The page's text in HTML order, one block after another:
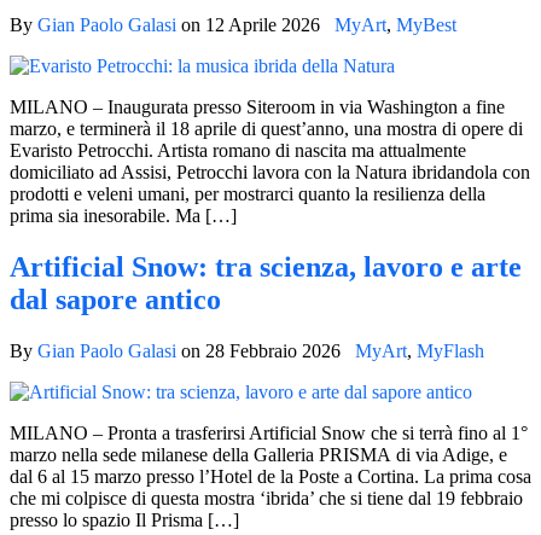
By Gian Paolo Galasi on 12 Aprile 2026 MyArt, MyBest
MILANO – Inaugurata presso Siteroom in via Washington a fine
marzo, e terminerà il 18 aprile di quest’anno, una mostra di opere di
Evaristo Petrocchi. Artista romano di nascita ma attualmente
domiciliato ad Assisi, Petrocchi lavora con la Natura ibridandola con
prodotti e veleni umani, per mostrarci quanto la resilienza della
prima sia inesorabile. Ma […]
Artificial Snow: tra scienza, lavoro e arte
dal sapore antico
By Gian Paolo Galasi on 28 Febbraio 2026 MyArt, MyFlash
MILANO – Pronta a trasferirsi Artificial Snow che si terrà fino al 1°
marzo nella sede milanese della Galleria PRISMA di via Adige, e
dal 6 al 15 marzo presso l’Hotel de la Poste a Cortina. La prima cosa
che mi colpisce di questa mostra ‘ibrida’ che si tiene dal 19 febbraio
presso lo spazio Il Prisma […]